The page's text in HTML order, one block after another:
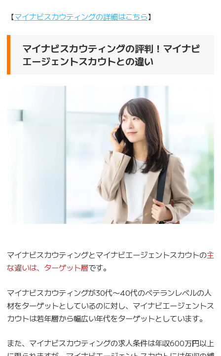
【マイナビスカウティングの詳細はこちら】
マイナビスカウティングの評判！マイナビ
エージェントスカウトとの違い
マイナビスカウティングとマイナビエージェントスカウトの主
な違いは、ターゲット層です。
マイナビスカウティングが30代〜40代のベテランレベルの人
材をターゲットとしているのに対し、マイナビエージェントス
カウトは若年層から幅広い年代をターゲットとしています。
また、マイナビスカウティングの求人条件は年収600万円以上